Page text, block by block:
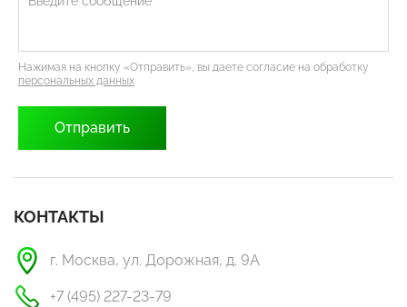
Нажимая на кнопку «Отправить», вы даете согласие на обработку
персональных данных
КОНТАКТЫ
г. Москва, ул. Дорожная, д. 9А
+7 (495) 227-23-79